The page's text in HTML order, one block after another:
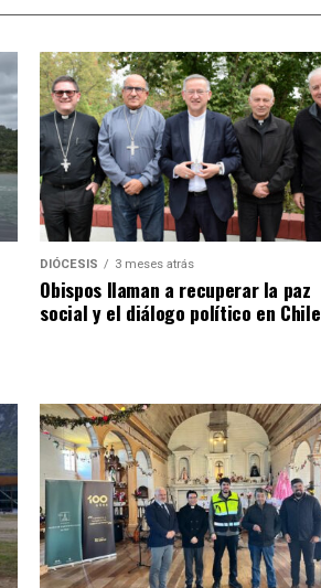
DIÓCESIS 3 meses atrás
Obispos llaman a recuperar la paz
social y el diálogo político en Chile